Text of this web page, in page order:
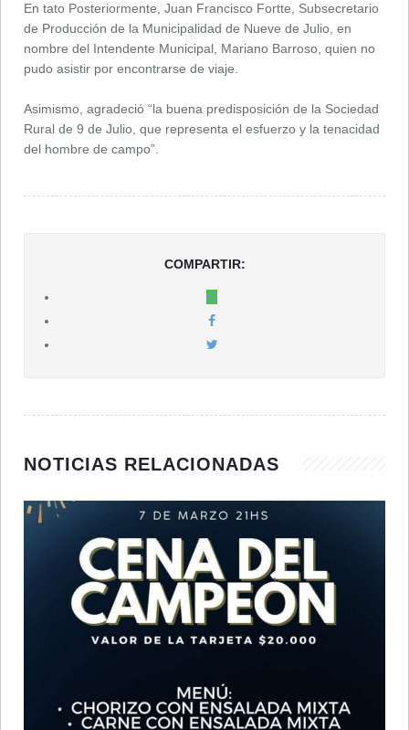
En tato Posteriormente, Juan Francisco Fortte, Subsecretario
de Producción de la Municipalidad de Nueve de Julio, en
nombre del Intendente Municipal, Mariano Barroso, quien no
pudo asistir por encontrarse de viaje.
Asimismo, agradeció “la buena predisposición de la Sociedad
Rural de 9 de Julio, que representa el esfuerzo y la tenacidad
del hombre de campo”.
COMPARTIR:
NOTICIAS RELACIONADAS